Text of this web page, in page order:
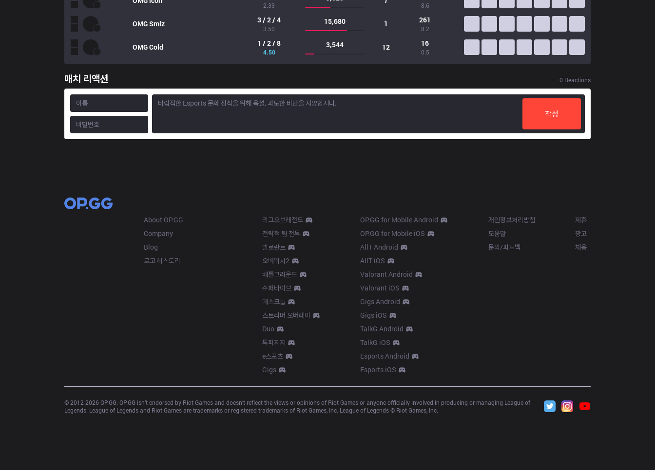
2.33 8.6
OMGSmlz 3 / 2 / 4
3.50
15,680 1 261
8.2
OMGCold 1 / 2 / 8
4.50
3,544 12 16
0.5
매치 리액션 0 Reactions
작성
About OP.GG
Company
Blog
로고 히스토리
리그오브레전드
전략적 팀 전투
발로란트
오버워치2
배틀그라운드
슈퍼바이브
데스크톱
스트리머 오버레이
Duo
톡피지지
e스포츠
Gigs
OP.GG for Mobile Android
OP.GG for Mobile iOS
AllT Android
AllT iOS
Valorant Android
Valorant iOS
Gigs Android
Gigs iOS
TalkG Android
TalkG iOS
Esports Android
Esports iOS
개인정보처리방침
도움말
문의/피드백
제휴
광고
채용
© 2012-2026 OP.GG. OP.GG isn’t endorsed by Riot Games and doesn’t reflect the views or opinions of Riot Games or anyone officially involved in producing or managing League of
Legends. League of Legends and Riot Games are trademarks or registered trademarks of Riot Games, Inc. League of Legends © Riot Games, Inc.